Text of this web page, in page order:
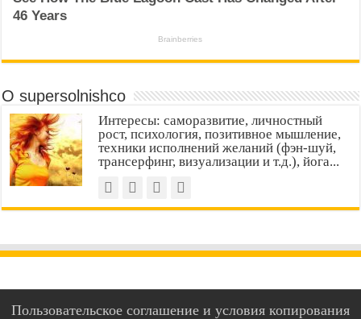
О supersolnishco
Интересы: саморазвитие, личностный
рост, психология, позитивное мышление,
техники исполнений желаний (фэн-шуй,
трансерфинг, визуализации и т.д.), йога...
Пользовательское соглашение и условия копирования